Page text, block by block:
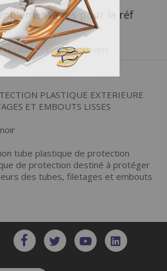
pour la réf
PRODUIT DOCUMENTS JOINTS
PLASTIQUE EXTERIEURE
ET EMBOUTS LISSES
tube plastique de protection
de protection destiné à protéger
des tubes, filetages et embouts